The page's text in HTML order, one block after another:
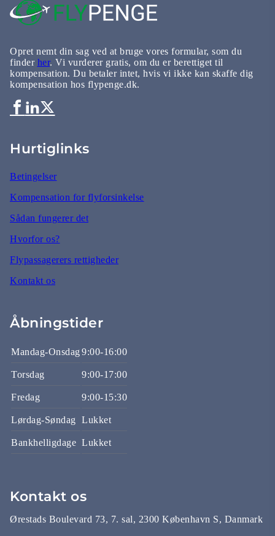
Opret nemt din sag ved at bruge vores formular, som du
finder her. Vi vurderer gratis, om du er berettiget til
kompensation. Du betaler intet, hvis vi ikke kan skaffe dig
kompensation hos flypenge.dk.
Hurtiglinks
Betingelser
Kompensation for flyforsinkelse
Sådan fungerer det
Hvorfor os?
Flypassagerers rettigheder
Kontakt os
Åbningstider
Mandag-Onsdag9:00-16:00
Torsdag 9:00-17:00
Fredag 9:00-15:30
Lørdag-Søndag Lukket
Bankhelligdage Lukket
Kontakt os
Ørestads Boulevard 73, 7. sal, 2300 København S, Danmark